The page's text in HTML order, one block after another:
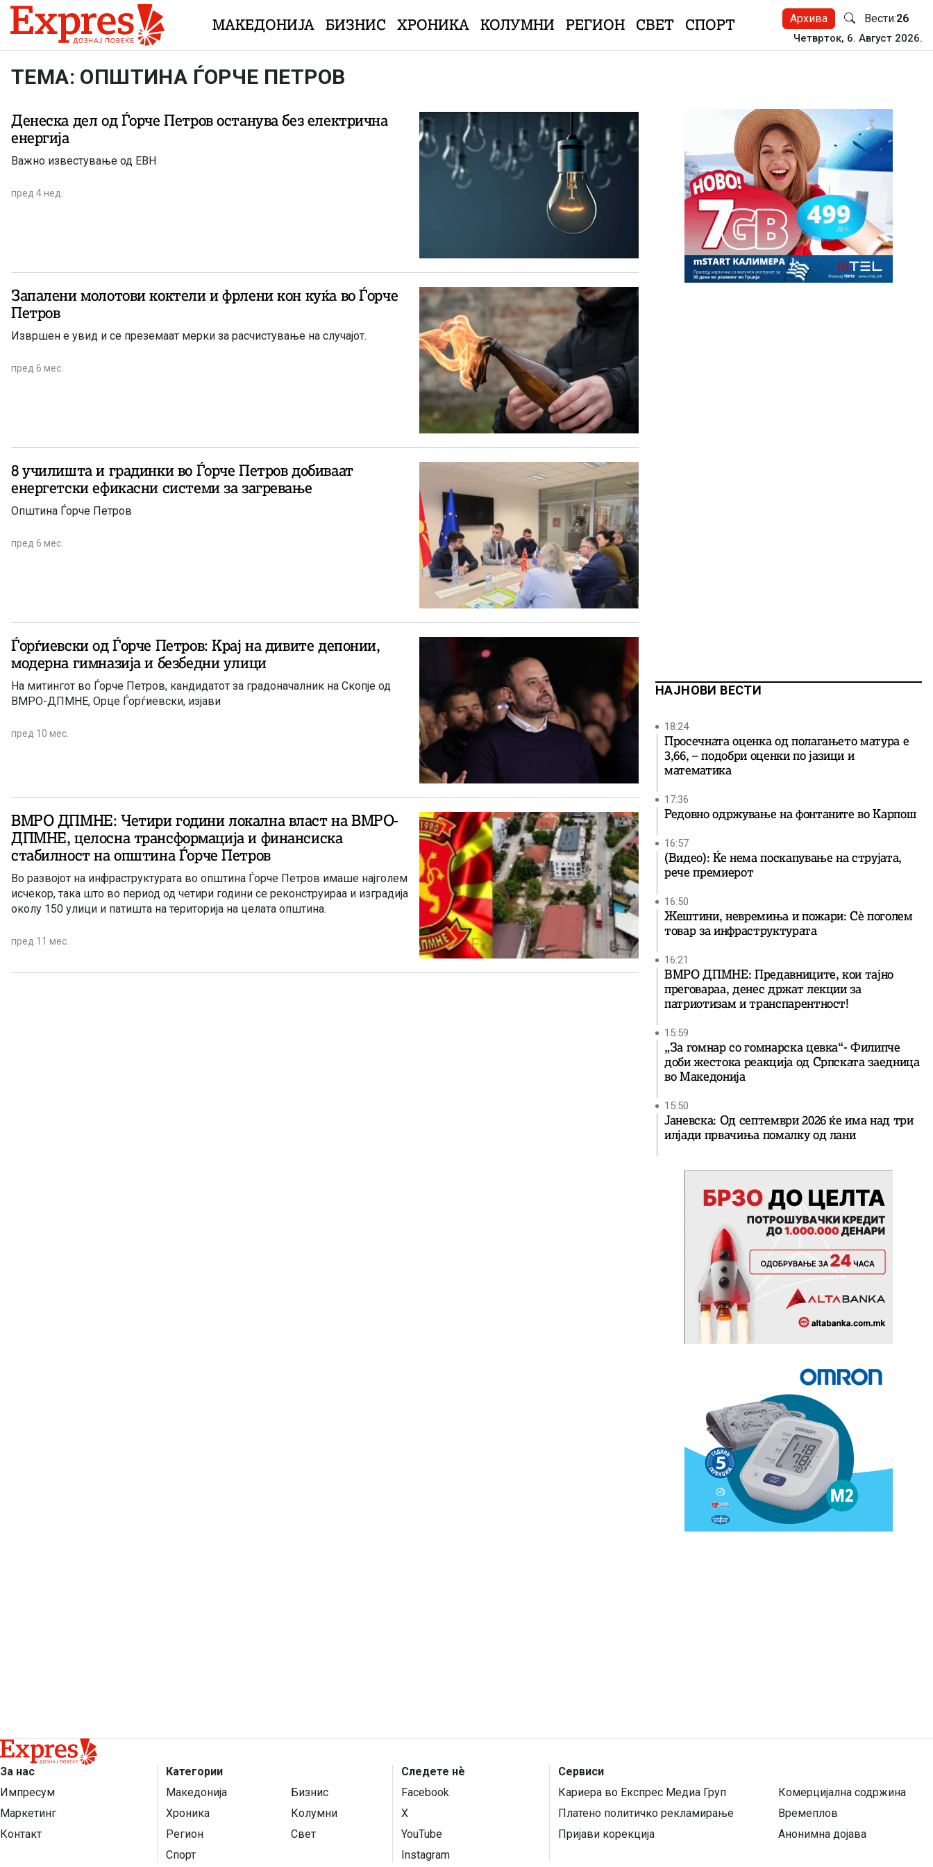
Skip to content
МАКЕДОНИЈА БИЗНИС ХРОНИКА КОЛУМНИ РЕГИОН СВЕТ СПОРТ Архива Вести:26
Четврток, 6. Август 2026.
ТЕМА: ОПШТИНА ЃОРЧЕ ПЕТРОВ
Денеска дел од Ѓорче Петров останува без електрична
енергија
Важно известување од ЕВН
пред 4 нед.
Запалени молотови коктели и фрлени кон куќа во Ѓорче
Петров
Извршен е увид и се преземаат мерки за расчистување на случајот.
пред 6 мес.
8 училишта и градинки во Ѓорче Петров добиваат
енергетски ефикасни системи за загревање
Општина Ѓорче Петров
пред 6 мес.
Ѓорѓиевски од Ѓорче Петров: Крај на дивите депонии,
модерна гимназија и безбедни улици
На митингот во Ѓорче Петров, кандидатот за градоначалник на Скопје од
ВМРО-ДПМНЕ, Орце Ѓорѓиевски, изјави
пред 10 мес.
ВМРО ДПМНЕ: Четири години локална власт на ВМРО-
ДПМНЕ, целосна трансформација и финансиска
стабилност на општина Ѓорче Петров
Во развојот на инфраструктурата во општина Ѓорче Петров имаше најголем
исчекор, така што во период од четири години се реконструираа и изградија
околу 150 улици и патишта на територија на целата општина.
пред 11 мес.
НАЈНОВИ ВЕСТИ
18:24
Просечната оценка од полагањето матура е
3,66, – подобри оценки по јазици и
математика
17:36
Редовно одржување на фонтаните во Карпош
16:57
(Видео): Ќе нема поскапување на струјата,
рече премиерот
16:50
Жештини, невремиња и пожари: Сè поголем
товар за инфраструктурата
16:21
ВМРО ДПМНЕ: Предавниците, кои тајно
преговараа, денес држат лекции за
патриотизам и транспарентност!
15:59
„За гомнар со гомнарска цевка“- Филипче
доби жестока реакција од Српската заедница
во Македонија
15:50
Јаневска: Од септември 2026 ќе има над три
илјади првачиња помалку од лани
За нас
Импресум
Маркетинг
Контакт
Категории
Македонија
Бизнис
Хроника
Колумни
Регион
Свет
Спорт
Следете нѐ
Facebook
X
YouTube
Instagram
Сервиси
Кариера во Експрес Медиа Груп
Комерцијална содржина
Платено политичко рекламирање
Времеплов
Пријави корекција
Анонимна дојава